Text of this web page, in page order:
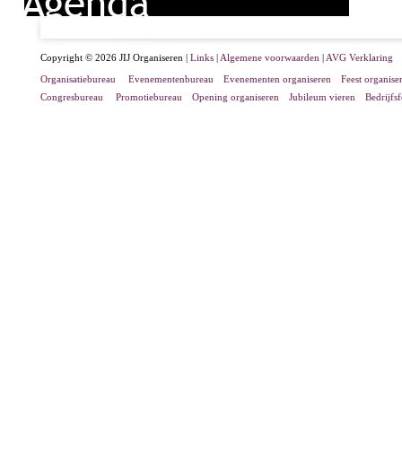
Copyright © 2026 JIJ Organiseren | Links | Algemene voorwaarden | AVG Verklaring
Organisatiebureau
Evenementenbureau Evenementen organiseren
Feest
Congresbureau
Promotiebureau Opening organiseren Jubileum vieren